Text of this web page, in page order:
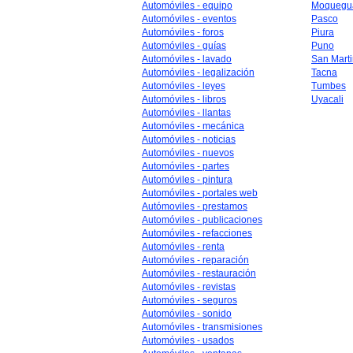
Automóviles - equipo
Automóviles - eventos
Automóviles - foros
Automóviles - guías
Automóviles - lavado
Automóviles - legalización
Automóviles - leyes
Automóviles - libros
Automóviles - llantas
Automóviles - mecánica
Automóviles - noticias
Automóviles - nuevos
Automóviles - partes
Automóviles - pintura
Automóviles - portales web
Autómoviles - prestamos
Automóviles - publicaciones
Automóviles - refacciones
Automóviles - renta
Automóviles - reparación
Automóviles - restauración
Automóviles - revistas
Automóviles - seguros
Automóviles - sonido
Automóviles - transmisiones
Automóviles - usados
Pasco
Piura
Puno
San
Tacna
Tumbes
Uyacali